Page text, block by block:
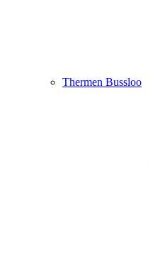
Thermen Bussloo